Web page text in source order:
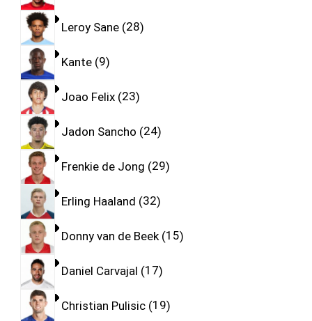
Leroy Sane 28
Kante 9
Joao Felix 23
Jadon Sancho 24
Frenkie de Jong 29
Erling Haaland 32
Donny van de Beek 15
Daniel Carvajal 17
Christian Pulisic 19